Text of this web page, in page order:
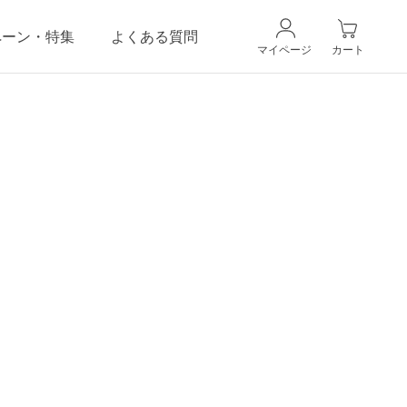
ン・特集 よくある質問
マイページ カート